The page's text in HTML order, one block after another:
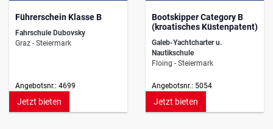
Führerschein Klasse B
Fahrschule Dubovsky
Graz - Steiermark
Angebotsnr.: 4699
Jetzt bieten
Bootskipper Category B
(kroatisches Küstenpatent)
Galeb-Yachtcharter u.
Nautikschule
Floing - Steiermark
Angebotsnr.: 5054
Jetzt bieten